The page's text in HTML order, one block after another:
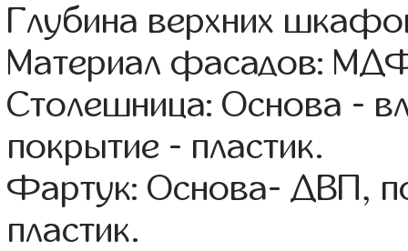
Глубина верхних
Материал фасадов:
Столешница: Основа -
покрытие - пластик.
Фартук: Основа- ДВП,
пластик.